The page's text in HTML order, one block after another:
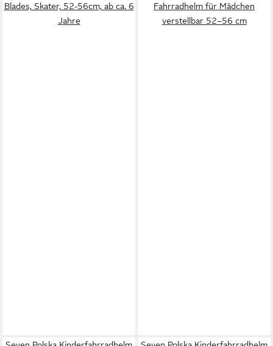
Blades, Skater, 52-56cm, ab ca. 6
Jahre
Fahrradhelm für Mädchen
verstellbar 52–56 cm